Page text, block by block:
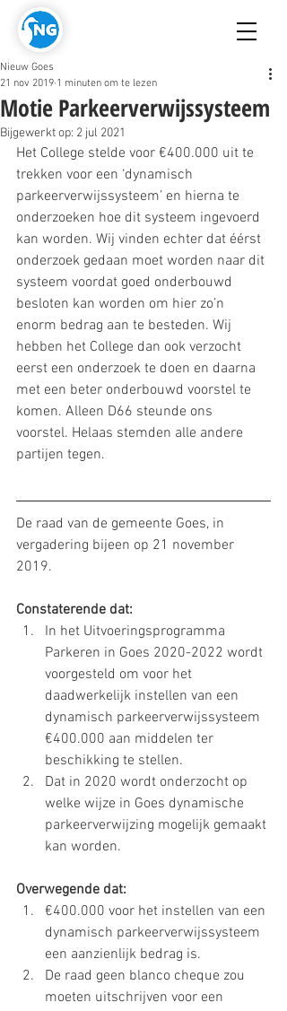
Motie Parkeerverwijssysteem
Nieuw Goes
21 nov 2019 1 minuten om te lezen
Bijgewerkt op: 2 jul 2021
Het College stelde voor €400.000 uit te
trekken voor een ‘dynamisch
parkeerverwijssysteem’ en hierna te
onderzoeken hoe dit systeem ingevoerd
kan worden. Wij vinden echter dat éérst
onderzoek gedaan moet worden naar dit
systeem voordat goed onderbouwd
besloten kan worden om hier zo’n
enorm bedrag aan te besteden. Wij
hebben het College dan ook verzocht
eerst een onderzoek te doen en daarna
met een beter onderbouwd voorstel te
komen. Alleen D66 steunde ons
voorstel. Helaas stemden alle andere
partijen tegen.
De raad van de gemeente Goes, in
vergadering bijeen op 21 november
2019.
Constaterende dat:
In het Uitvoeringsprogramma
Parkeren in Goes 2020-2022 wordt
voorgesteld om voor het
daadwerkelijk instellen van een
dynamisch parkeerverwijssysteem
€400.000 aan middelen ter
beschikking te stellen.
Dat in 2020 wordt onderzocht op
welke wijze in Goes dynamische
parkeerverwijzing mogelijk gemaakt
kan worden.
Overwegende dat:
€400.000 voor het instellen van een
dynamisch parkeerverwijssysteem
een aanzienlijk bedrag is.
De raad geen blanco cheque zou
moeten uitschrijven voor een